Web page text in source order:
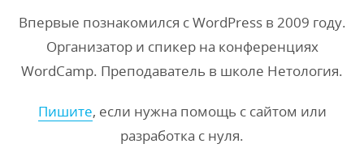
Впервые познакомился с WordPress в 2009 году.
Организатор и спикер на конференциях
WordCamp. Преподаватель в школе Нетология.
Пишите, если нужна помощь с сайтом или
разработка с нуля.